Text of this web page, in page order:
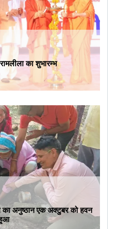
का शुभारम्भ
का अनुष्ठान एक अक्टुबर को हवन